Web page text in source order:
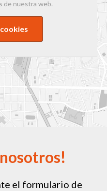
de nuestra web.
el formulario de